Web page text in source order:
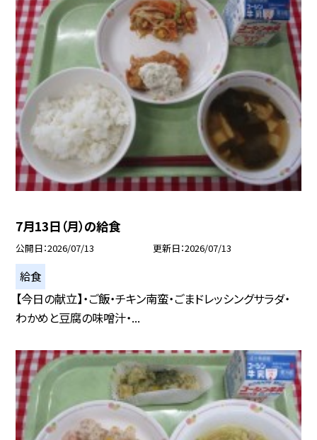
7月13日（月）の給食
公開日 2026/07/13 更新日 2026/07/13
給食
【今日の献立】・ご飯・チキン南蛮・ごまドレッシングサラダ・
わかめと豆腐の味噌汁・...